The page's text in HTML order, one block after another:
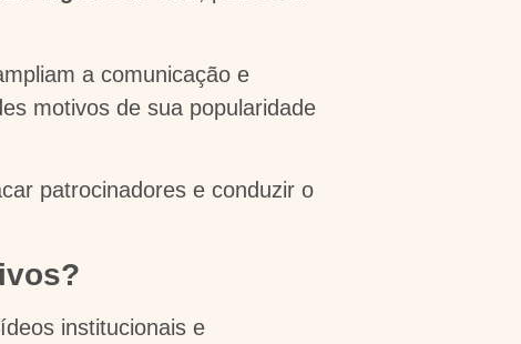
a comunicação e
motivos de sua popularidade
patrocinadores e conduzir o
institucionais e